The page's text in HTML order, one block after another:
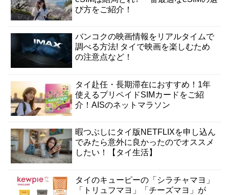
び方をご紹介！
バンコクの映画情報をリアルタイムで
調べる方法! タイで映画を楽しむため
の注意点など！
タイ赴任・長期滞在におすすめ！1年
使えるプリペイドSIMカードをご紹
介！AISのネットマラソン
暇つぶしにタイ版NETFLIXを申し込ん
でみたら意外に良かったのでオススメ
したい！【タイ生活】
タイのキューピーの「シラチャマヨ」
「トリュフマヨ」「チーズマヨ」が